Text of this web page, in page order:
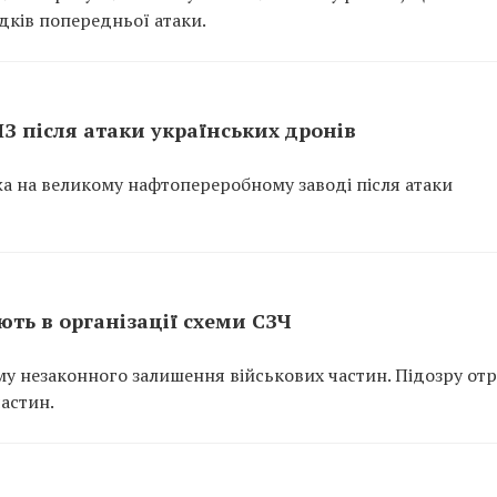
попередньої атаки.
після атаки українських дронів
на великому нафтопереробному заводі після атаки
в організації схеми СЗЧ
незаконного залишення військових частин. Підозру